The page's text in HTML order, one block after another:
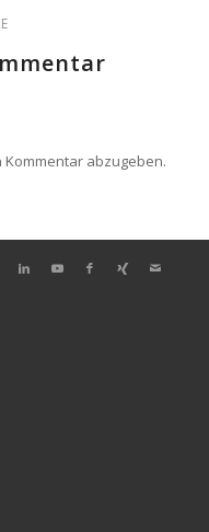
abzugeben.